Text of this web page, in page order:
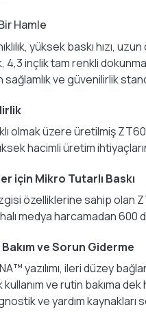
Hamle
yüksek baskı hızı,
inçlik tam renkli
ve güvenilirlik
olmak üzere üretilmiş
hacimli üretim
için Mikro Tutarlı Baskı
özelliklerine sahip olan
medya harcamadan 600
Bakım ve Sorun Giderme
yazılımı, ileri düzey
ve rutin bakıma
ve yardım kaynakları